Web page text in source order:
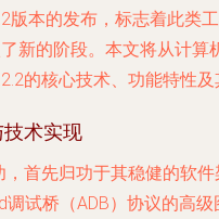
版本的发布，标志着此类
新的阶段。本文将从计算
的核心技术、功能特性
术实现
，首先归功于其稳健的软
调试桥（ADB）协议的高